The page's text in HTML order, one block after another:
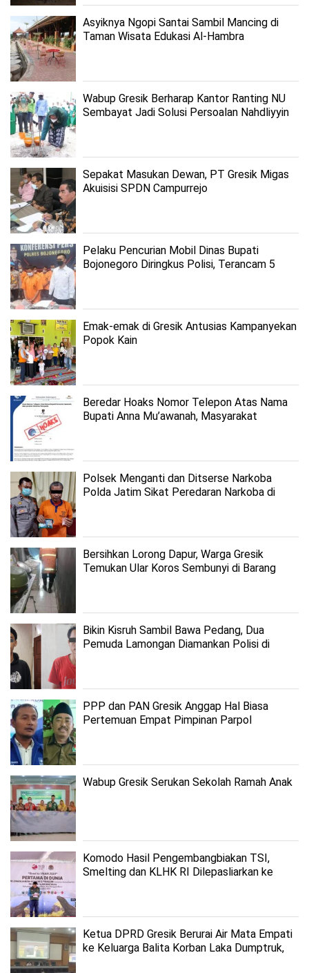
Asyiknya Ngopi Santai Sambil Mancing di
Taman Wisata Edukasi Al-Hambra
Wabup Gresik Berharap Kantor Ranting NU
Sembayat Jadi Solusi Persoalan Nahdliyyin
Sepakat Masukan Dewan, PT Gresik Migas
Akuisisi SPDN Campurrejo
Pelaku Pencurian Mobil Dinas Bupati
Bojonegoro Diringkus Polisi, Terancam 5
Emak-emak di Gresik Antusias Kampanyekan
Popok Kain
Beredar Hoaks Nomor Telepon Atas Nama
Bupati Anna Mu’awanah, Masyarakat
Polsek Menganti dan Ditserse Narkoba
Polda Jatim Sikat Peredaran Narkoba di
Bersihkan Lorong Dapur, Warga Gresik
Temukan Ular Koros Sembunyi di Barang
Bikin Kisruh Sambil Bawa Pedang, Dua
Pemuda Lamongan Diamankan Polisi di
PPP dan PAN Gresik Anggap Hal Biasa
Pertemuan Empat Pimpinan Parpol
Wabup Gresik Serukan Sekolah Ramah Anak
Komodo Hasil Pengembangbiakan TSI,
Smelting dan KLHK RI Dilepasliarkan ke
Ketua DPRD Gresik Berurai Air Mata Empati
ke Keluarga Balita Korban Laka Dumptruk,